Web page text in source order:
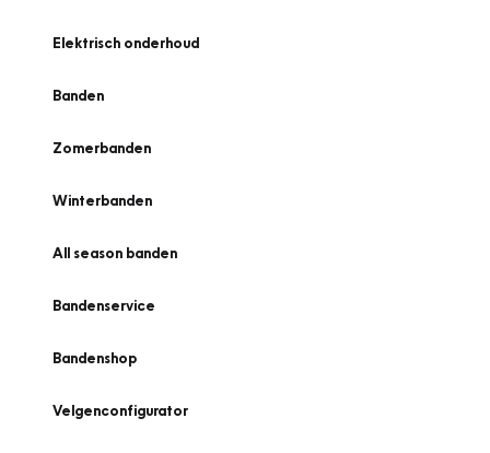
Elektrisch onderhoud
Banden
Zomerbanden
Winterbanden
All season banden
Bandenservice
Bandenshop
Velgenconfigurator